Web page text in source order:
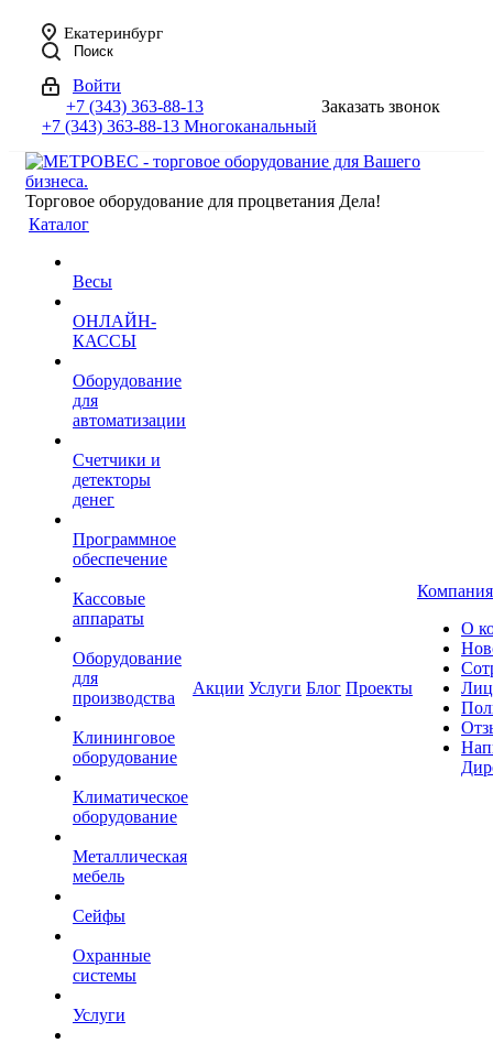
Екатеринбург
Поиск
Войти
+7 (343) 363-88-13
+7 (343) 363-88-13 Многоканальный
Заказать звонок
Торговое оборудование для процветания Дела!
Каталог
Весы
ОНЛАЙН-
КАССЫ
Оборудование
для
автоматизации
Счетчики и
детекторы
денег
Программное
обеспечение
Кассовые
аппараты
Оборудование
для
производства
Клининговое
оборудование
Климатическое
оборудование
Металлическая
мебель
Сейфы
Охранные
системы
Услуги
Акции Услуги Блог Проекты
Компания
О